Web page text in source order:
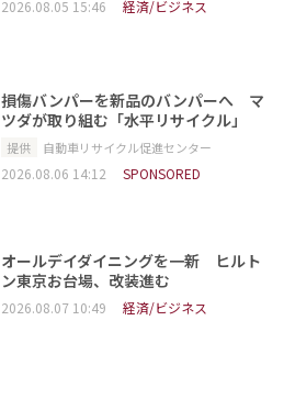
2026.08.05 15:46 経済/ビジネス
損傷バンパーを新品のバンパーへ マ
ツダが取り組む「水平リサイクル」
提供 自動車リサイクル促進センター
2026.08.06 14:12 SPONSORED
オールデイダイニングを一新 ヒルト
ン東京お台場、改装進む
2026.08.07 10:49 経済/ビジネス